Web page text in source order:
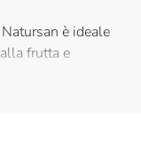
è ideale
frutta e